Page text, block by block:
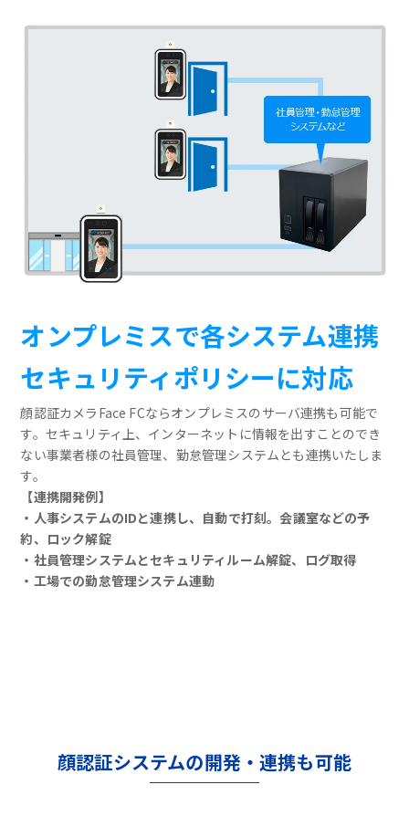
オンプレミスで各システム連携
セキュリティポリシーに対応
顔認証カメラFace FCならオンプレミスのサーバ連携も可能で
す。セキュリティ上、インターネットに情報を出すことのでき
ない事業者様の社員管理、勤怠管理システムとも連携いたしま
す。
【連携開発例】
・人事システムのIDと連携し、自動で打刻。会議室などの予
約、ロック解錠
・社員管理システムとセキュリティルーム解錠、ログ取得
・工場での勤怠管理システム連動
顔認証システムの開発・連携も可能